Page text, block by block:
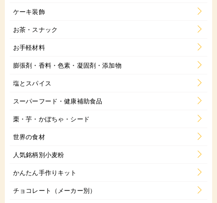
ケーキ装飾
お茶・スナック
お手軽材料
膨張剤・香料・色素・凝固剤・添加物
塩とスパイス
スーパーフード・健康補助食品
栗・芋・かぼちゃ・シード
世界の食材
人気銘柄別小麦粉
かんたん手作りキット
チョコレート（メーカー別）